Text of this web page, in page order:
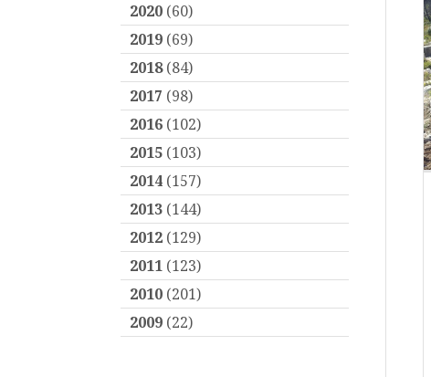
2020 (60)
2019 (69)
2018(84)
2017 (98)
2016 (102)
2015 (103)
2014 (157)
2013 (144)
2012 (129)
2011 (123)
2010 (201)
2009 (22)